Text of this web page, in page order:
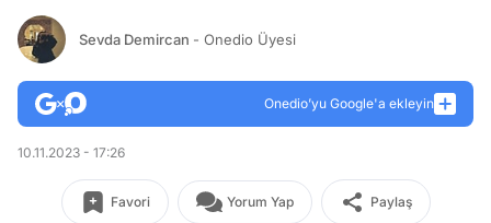
Sevda Demircan - Onedio Üyesi
Onedio’yu Google'a ekleyin
10.11.2023 - 17:26
Favori Yorum Yap Paylaş